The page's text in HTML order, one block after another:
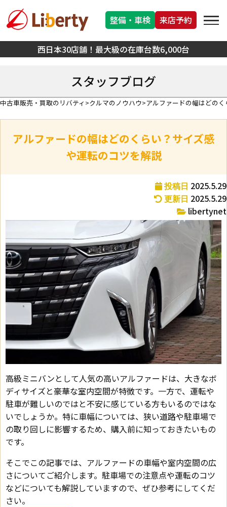
西日本30店舗！最大級の在庫台数6,000台
整備・車検 来店予約
スタッフブログ
中古車販売・買取のリバティ クルマのノウハウ アルファードの幅はどの
アルファードの幅はどのくらい？サイズ感
や運転のコツを解説
投稿日 2025.5.29
更新日 2025.5.29
libertynet
高級ミニバンとして人気の高いアルファードは、大きなボ
ディサイズと豪華な室内空間が特徴です。一方で、運転や
駐車が難しいのではと不安に感じている方もいるのではな
いでしょうか。特に車幅については、狭い道路や駐車場で
の取り回しに影響するため、購入前に知っておきたいもの
です。
そこでこの記事では、アルファードの車幅や室内空間の広
さについてご紹介します。駐車場での注意点や運転のコツ
などについても解説していますので、ぜひ参考にしてくだ
さい。